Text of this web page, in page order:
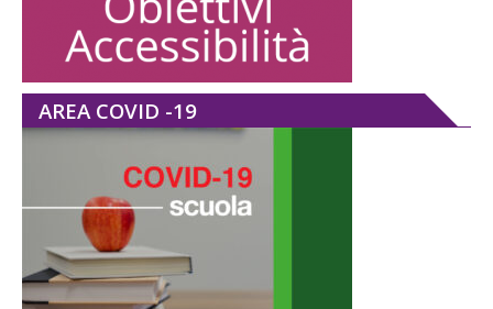
AREA COVID -19